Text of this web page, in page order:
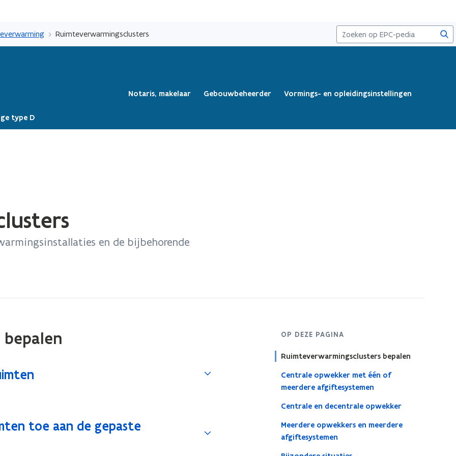
en
naar
Ruimteverwarmingsclusters
Notaris, makelaar Gebouwbeheerder Vormings- en opleidingsinstellingen
type D
en de bijbehorende
OP DEZE PAGINA
Ruimteverwarmingsclusters bepalen
Centrale opwekker met één of
meerdere afgiftesystemen
Centrale en decentrale opwekker
Meerdere opwekkers en meerdere
afgiftesystemen
toe aan de gepaste